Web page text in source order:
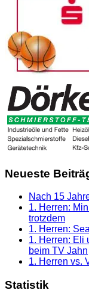
Neueste
Nach 15
1. Herren:
trotzdem
1. Herren:
1. Herren: Eli
beim TV Jahn
1. Herren vs.
Statistik